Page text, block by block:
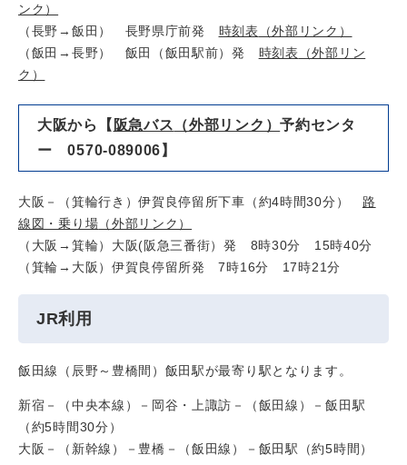
ンク）
（長野→飯田） 長野県庁前発 時刻表
（外部リンク）
（飯田→長野） 飯田（飯田駅前）発 時刻表
（外部リン
ク）
大阪から【 阪急バス （外部リンク）予約センタ
ー 0570-089006】
大阪－（箕輪行き）伊賀良停留所下車（約4時間30分） 路
線図・乗り場 （外部リンク）
（大阪→箕輪）大阪(阪急三番街）発 8時30分 15時40分
（箕輪→大阪）伊賀良停留所発 7時16分 17時21分
JR利用
飯田線（辰野～豊橋間）飯田駅が最寄り駅となります。
新宿－（中央本線）－岡谷・上諏訪－（飯田線）－飯田駅
（約5時間30分）
大阪－（新幹線）－豊橋－（飯田線）－飯田駅（約5時間）